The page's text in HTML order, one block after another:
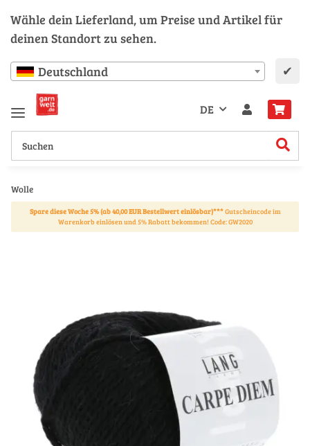
Wähle dein Lieferland, um Preise und Artikel für
deinen Standort zu sehen.
Deutschland ✔
DE
Wolle
Spare diese Woche 5% (ab 40,00 EUR Bestellwert einlösbar)***Gutscheincode im
Warenkorb einlösen und 5% Rabatt bekommen! Code: GW2020